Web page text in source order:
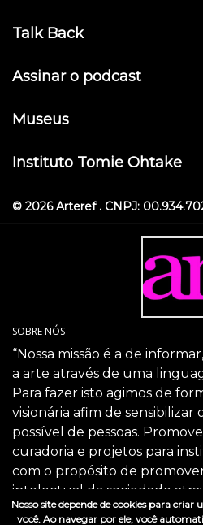
Talk Back
Assinar o podcast
Museus
Instituto Tomie Ohtake
© 2026 Arteref . CNPJ:
SOBRE NÓS
“Nossa missão é a de
a arte através de uma
Para fazer isto agimos de
visionária afim de sensibilizar
possível de pessoas.
curadoria e projetos para
com o propósito de
intelectual da sociedade
SIGA-NOS
Nosso site depende de cookies para
você. Ao navegar por ele, você